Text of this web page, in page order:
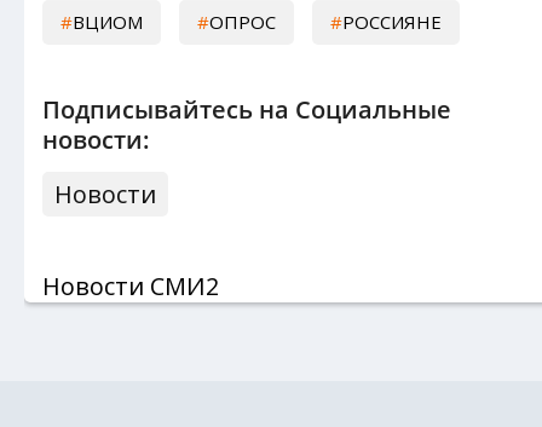
ВЦИОМ ОПРОС РОССИЯНЕ
Подписывайтесь на Социальные
новости:
Новости
Новости СМИ2